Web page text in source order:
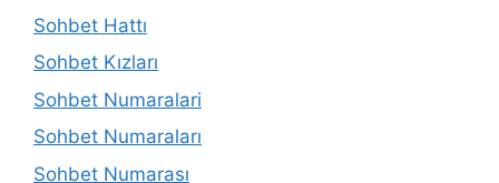
Sohbet Hattı
Sohbet Kızları
Sohbet Numaralari
Sohbet Numaraları
Sohbet Numarası